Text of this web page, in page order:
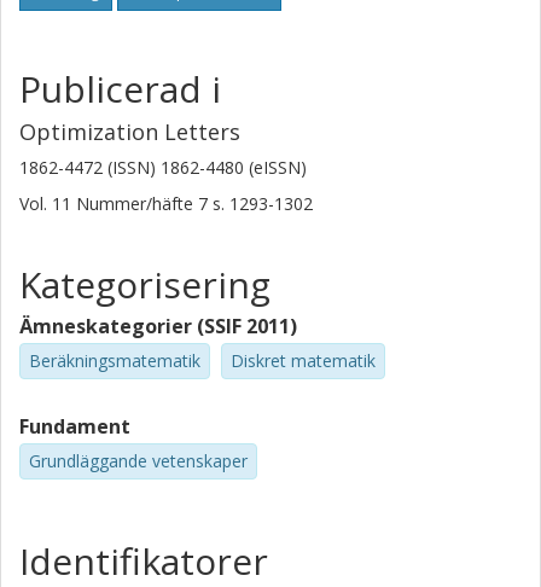
Publicerad i
Optimization Letters
1862-4472 (ISSN) 1862-4480 (eISSN)
Vol. 11 Nummer/häfte 7 s. 1293-1302
Kategorisering
Ämneskategorier (SSIF 2011)
Beräkningsmatematik Diskret matematik
Fundament
Grundläggande vetenskaper
Identifikatorer